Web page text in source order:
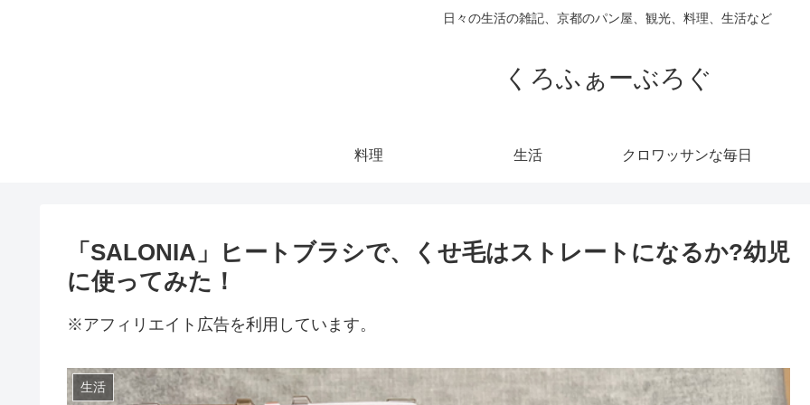
日々の生活の雑記、京都のパン屋、観光、料理、生活など
くろふぁーぶろぐ
料理 生活 クロワッサンな毎日
「SALONIA」ヒートブラシで、くせ毛はストレートになるか?幼児
に使ってみた！
※アフィリエイト広告を利用しています。
生活